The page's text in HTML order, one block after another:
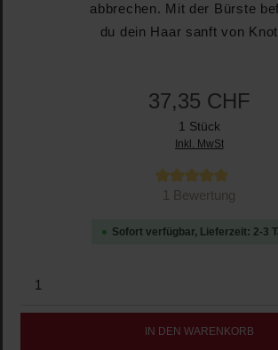
abbrechen. Mit der Bürste
du dein Haar sanft von
37,35 CHF
1 Stück
Inkl. MwSt
Durchschnittliche Bewertung von 5 von 5
1 Bewertung
Sofort verfügbar, Lieferzeit: 2-3
Produkt Anzahl: Gib den
IN DEN WARENKORB